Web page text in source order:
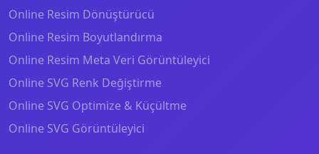
Online Resim Dönüştürücü
Online Resim Boyutlandırma
Online Resim Meta Veri Görüntüleyici
Online SVG Renk Değiştirme
Online SVG Optimize & Küçültme
Online SVG Görüntüleyici